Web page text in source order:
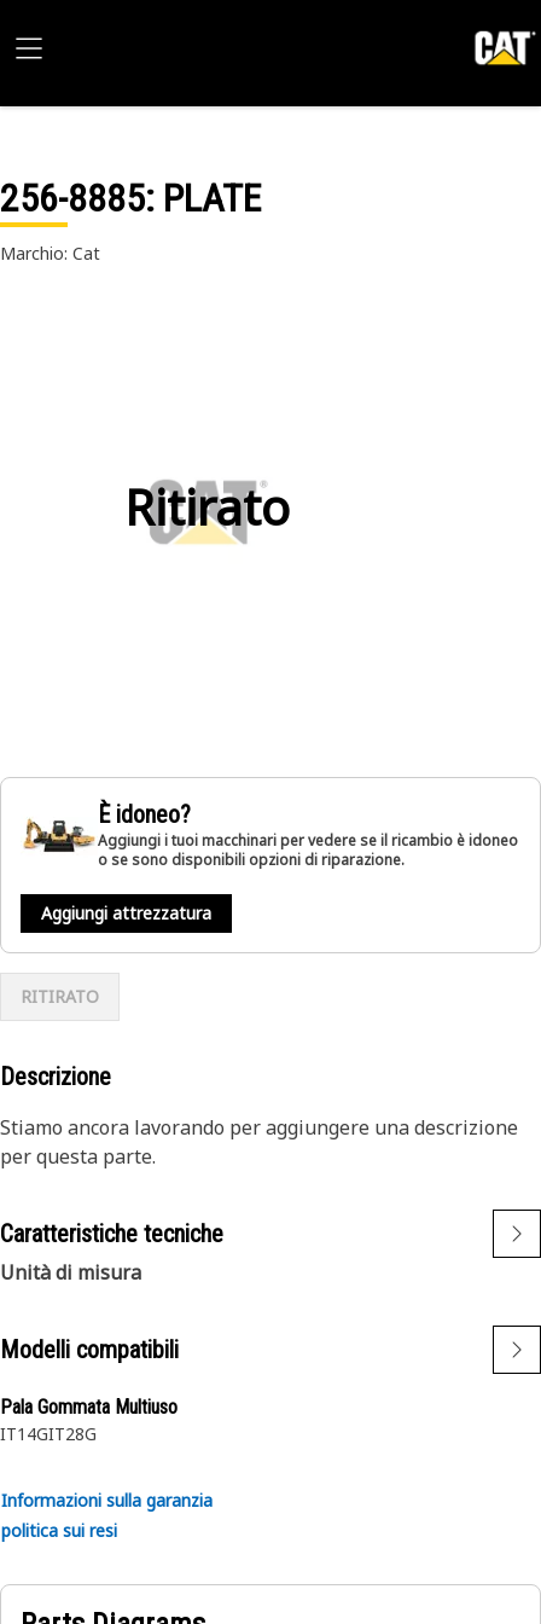
256-8885: PLATE
Marchio: Cat
Ritirato
È idoneo?
Aggiungi i tuoi macchinari per vedere se il ricambio è idoneo
o se sono disponibili opzioni di riparazione.
Aggiungi attrezzatura
RITIRATO
Descrizione
Stiamo ancora lavorando per aggiungere una descrizione
per questa parte.
Caratteristiche tecniche
Unità di misura
Modelli compatibili
Pala Gommata Multiuso
IT14GIT28G
Informazioni sulla garanzia
politica sui resi